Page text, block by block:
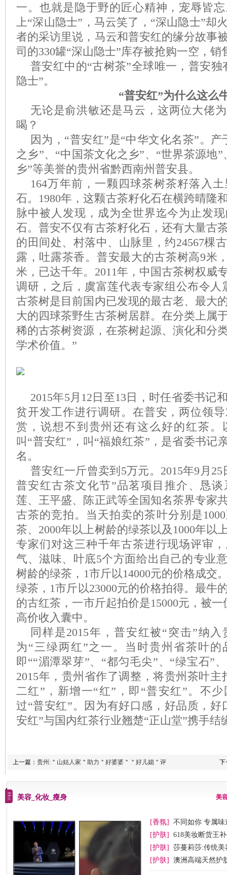
一。也就是隐于野的匠心精神，宠辱皆
上“深山隐士”，马云笑了，“深山隐士”却
者的采访里说，马云和普安红的缘分故事
司的330罐“深山隐士”库存被抢购一空，销
普安红中的“古树茶”全球唯一，普安独
隐士”。
“普安红”为什么这么
无论是俞洪敏还是马云，这两位大佬
喝？
因为，“普安红”是“中华文化名茶”。
之乡”、“中国茶文化之乡”、“世界茶源地
乡”等美誉的贵州省黔西南州普安县。
164万年前，一颗四球茶树茶籽落入
石。1980年，这颗古茶籽化石在横跨晴隆
脉中被人发现，成为全世界迄今为止发
石。普安不仅有古茶籽化石，还有大量古
的田间处、村落中、山脉里，约24567棵
露，吐露茶香。普安最大的古茶树高9米
米，已达千年。2011年，中国古茶树权威
调研，之后，虞富莲代表专家组公布令人
古茶树是目前国内已发现的最古老、最大
大的四球茶野生古茶树居群。在分类上属
稀的古茶树资源，在茶树起源、演化和分
学术价值。”
2015年5月12日至13日，时任省委书记
贫开发工作进行调研。在普安，两位领
赏，说想不到贵州还有这么好的红茶。
叫“普安红”，叫“福娘红茶”，是省委书记
名。
普安红一斤曾卖到5万元。2015年9月
普安红古茶文化节”品茗项目推介、恳
莲、王平盛、陈正武等全国知名茶界专家
古茶的竞拍。当天拍卖的茶叶分别是
茶、2000年以上树龄的绿茶以及1000年以
专家们对这三种千年古茶进行现场评审
气、滋味、叶底5个方面给出自己的专业
树龄的绿茶，1市斤以14000元的价格成交
绿茶，1市斤以23000元的价格拍得。最牛
的古红茶，一市斤起拍价是15000元，被一
高价收入囊中。
同样是2015年，普安红被“突击”纳
为“三绿两红”之一。当时贵州省茶叶的
即““湄潭翠芽”、“都匀毛尖”、“绿宝石”
2015年，贵州省作了调整，将贵州茶叶主
二红”，新增一“红”，即“普安红”。不
过“普安红”。因为有好口感，好品质，好
安红”与国内红茶行业翘楚“正山堂”携手结
上一篇： 贵州:＂山姑人家＂助力＂好婆婆＂＂好儿媳＂评 下
美容_化妆_瘦身 美
[香氛]
不同如你 专属味
[护肤]
618美妆断货王
[护肤]
莎蔓莉莎:传统
[护肤]
澳洲高端天然护